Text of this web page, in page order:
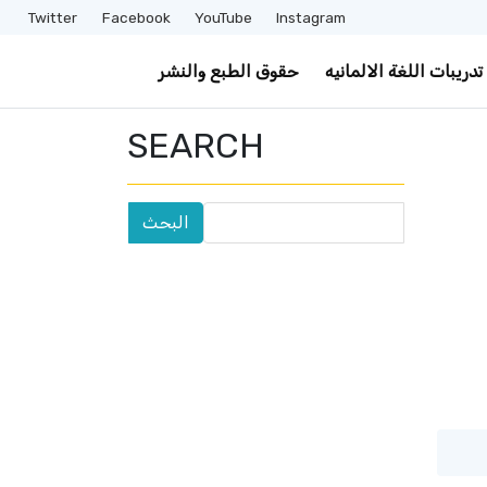
Instagram
YouTube
Facebook
Twitter
تدريبات اللغة الالمانيه حقوق الطبع والنشر
SEARCH